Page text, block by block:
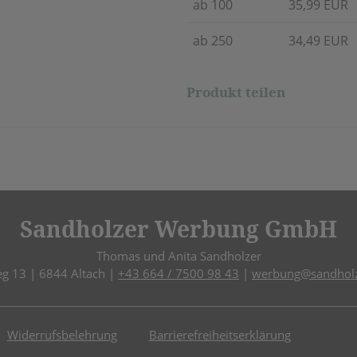
ab 100 35,99 EUR
ab 250 34,49 EUR
Produkt teilen
Sandholzer Werbung GmbH
Thomas und Anita Sandholzer
13 | 6844 Altach | +43 664 / 7500 98 43 |
Widerrufsbelehrung Barrierefreiheitserklärung